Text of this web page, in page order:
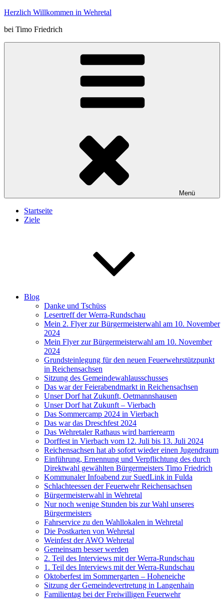
Zum
springen
Herzlich Willkommen in Wehretal
bei Timo Friedrich
Menü
Startseite
Ziele
Blog
Danke und Tschüss
Lesertreff der Werra-Rundschau
Mein 2. Flyer zur Bürgermeisterwahl am 10. November
2024
Mein Flyer zur Bürgermeisterwahl am 10. November
2024
Grundsteinlegung für den neuen Feuerwehrstützpunkt
in Reichensachsen
Sitzung des Gemeindewahlausschusses
Das war der Feierabendmarkt in Reichensachsen
Unser Dorf hat Zukunft, Oetmannshausen
Unser Dorf hat Zukunft – Vierbach
Das Sommercamp 2024 in Vierbach
Das war das Dreschfest 2024
Das Wehretaler Rathaus wird barrierearm
Dorffest in Vierbach vom 12. Juli bis 13. Juli 2024
Reichensachsen hat ab sofort wieder einen Jugendraum
Einführung, Ernennung und Verpflichtung des durch
Direktwahl gewählten Bürgermeisters Timo Friedrich
Kommunaler Infoabend zur SuedLink in Fulda
Schlachteessen der Feuerwehr Reichensachsen
Bürgermeisterwahl in Wehretal
Nur noch wenige Stunden bis zur Wahl unseres
Bürgermeisters
Fahrservice zu den Wahllokalen in Wehretal
Die Postkarten von Wehretal
Weinfest der AWO Wehretal
Gemeinsam besser werden
2. Teil des Interviews mit der Werra-Rundschau
1. Teil des Interviews mit der Werra-Rundschau
Oktoberfest im Sommergarten – Hoheneiche
Sitzung der Gemeindevertretung in Langenhain
Familientag bei der Freiwilligen Feuerwehr